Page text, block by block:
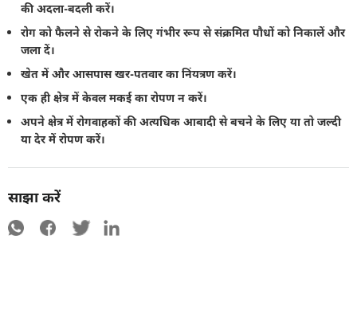
की अदला-बदली करें।
रोग को फैलने से रोकने के लिए गंभीर रूप से संक्रमित पौधों को निकालें और
जला दें।
खेत में और आसपास खर-पतवार का निंयत्रण करें।
एक ही क्षेत्र में केवल मकई का रोपण न करें।
अपने क्षेत्र में रोगवाहकों की अत्यधिक आबादी से बचने के लिए या तो जल्दी
या देर में रोपण करें।
साझा करें